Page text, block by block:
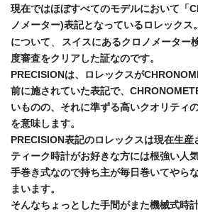
現在ではほぼすべてのモデルにおいて「
ノメーター)表記となっているロレック
について
スイスにあるクロノメーター
度審査をクリアした証なのです。
PRECISIONは、ロレックスが
前に施されていた表記で、
いものの、それに準ずる高いクオリティ
を意味します。
PRECISION表記のロレックスは現在生
ティーク時計がお好きな方には根強い人
手巻き式なので持ち主が毎日巻いてやら
まいます。
そんなちょっとした手間がまた機械式時